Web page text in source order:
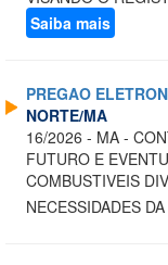
Saiba mais
PREGAO
NORTE/MA
16/2026 - MA -
FUTURO E
COMBUSTIVEIS
NECESSIDADES